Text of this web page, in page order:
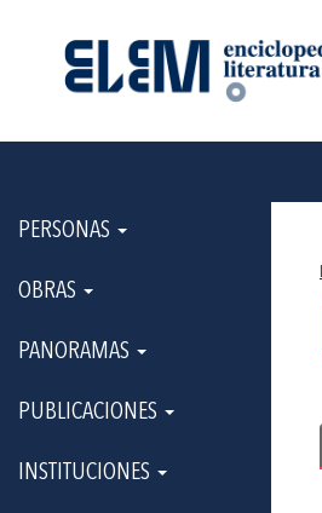
PERSONAS
OBRAS
PANORAMAS
PUBLICACIONES
INSTITUCIONES